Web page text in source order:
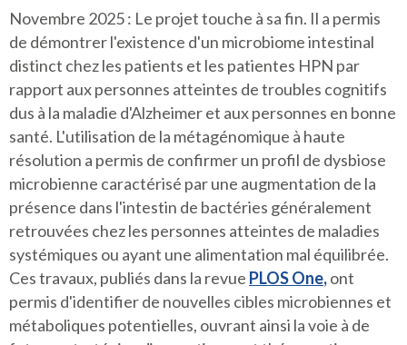
Novembre 2025 : Le projet touche à sa fin. Il a permis
de démontrer l'existence d'un microbiome intestinal
distinct chez les patients et les patientes HPN par
rapport aux personnes atteintes de troubles cognitifs
dus à la maladie d'Alzheimer et aux personnes en bonne
santé. L'utilisation de la métagénomique à haute
résolution a permis de confirmer un profil de dysbiose
microbienne caractérisé par une augmentation de la
présence dans l'intestin de bactéries généralement
retrouvées chez les personnes atteintes de maladies
systémiques ou ayant une alimentation mal équilibrée.
Ces travaux, publiés dans la revue PLOS One,ont
permis d'identifier de nouvelles cibles microbiennes et
métaboliques potentielles, ouvrant ainsi la voie à de